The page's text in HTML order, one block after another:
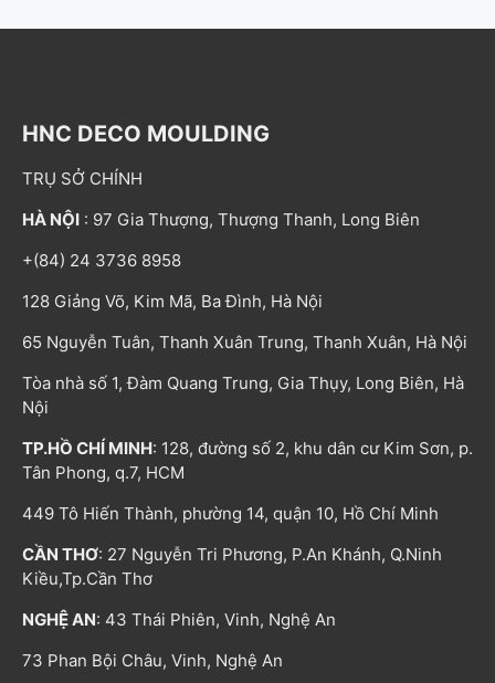
HNC DECO MOULDING
TRỤ SỞ CHÍNH
HÀ NỘI : 97 Gia Thượng, Thượng Thanh, Long Biên
+(84) 24 3736 8958
128 Giảng Võ, Kim Mã, Ba Đình, Hà Nội
65 Nguyễn Tuân, Thanh Xuân Trung, Thanh Xuân, Hà Nội
Tòa nhà số 1, Đàm Quang Trung, Gia Thụy, Long Biên, Hà
Nội
TP.HỒ CHÍ MINH: 128, đường số 2, khu dân cư Kim Sơn, p.
Tân Phong, q.7, HCM
449 Tô Hiến Thành, phường 14, quận 10, Hồ Chí Minh
CẦN THƠ: 27 Nguyễn Tri Phương, P.An Khánh, Q.Ninh
Kiều,Tp.Cần Thơ
NGHỆ AN: 43 Thái Phiên, Vinh, Nghệ An
73 Phan Bội Châu, Vinh, Nghệ An